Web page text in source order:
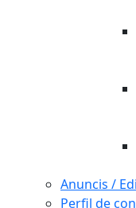
Anuncis /
Perfil de